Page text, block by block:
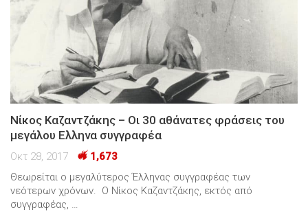
Νίκος Καζαντζάκης – Οι 30 αθάνατες φράσεις του
μεγάλου Ελληνα συγγραφέα
Οκτ 28, 2017
1,673
Θεωρείται ο μεγαλύτερος Έλληνας συγγραφέας των
νεότερων χρόνων. Ο Νίκος Καζαντζάκης, εκτός από
συγγραφέας, …